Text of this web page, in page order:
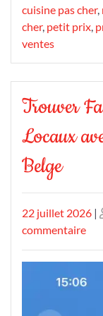
cuisine pas cher,
cher, petit prix,
ventes
Trouver
Locaux
Belge
Publié
le
22 juillet 2026 |
commentairesur
des